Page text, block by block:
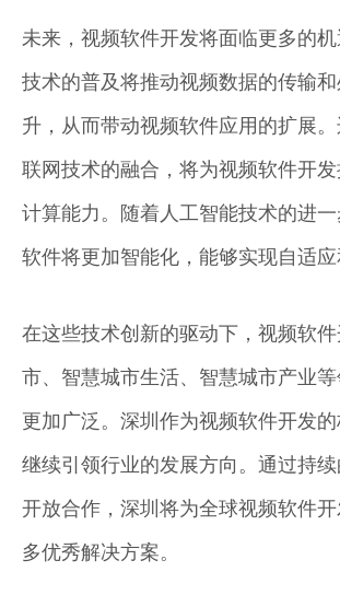
未来，视频软件开发将面临更多的
技术的普及将推动视频数据的传输
升，从而带动视频软件应用的扩展
联网技术的融合，将为视频软件开
计算能力。随着人工智能技术的进
软件将更加智能化，能够实现自适应
在这些技术创新的驱动下，视频软
市、智慧城市生活、智慧城市产业
更加广泛。深圳作为视频软件开发
继续引领行业的发展方向。通过持
开放合作，深圳将为全球视频软件
多优秀解决方案。